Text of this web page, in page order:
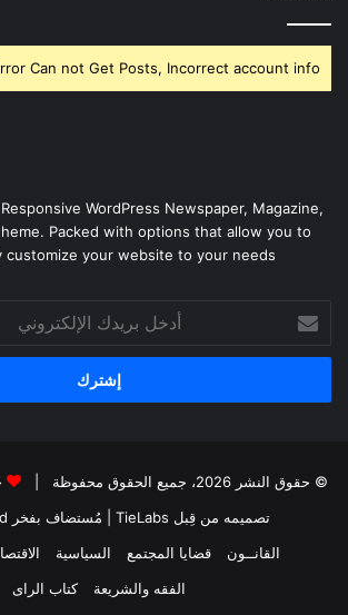
Can not Get Posts, Incorrect account info.
WordPress Newspaper, Magazine,
Packed with options that allow you to
customize your website to your needs.
بريدك
الإلكتروني
© حقوق النشر 2026، جميع الحقوق محفوظة |
تصميمه من قِبل TieLabs
| مُستضاف بفخر
القانــون
قضايا المجتمع السياسية
الفقه والشريعة
كتاب الراى